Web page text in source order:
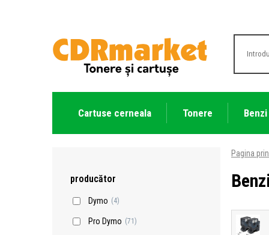
Cartuse cerneala Tonere
producător
Dymo (4)
Pro Dymo (71)
Pagina